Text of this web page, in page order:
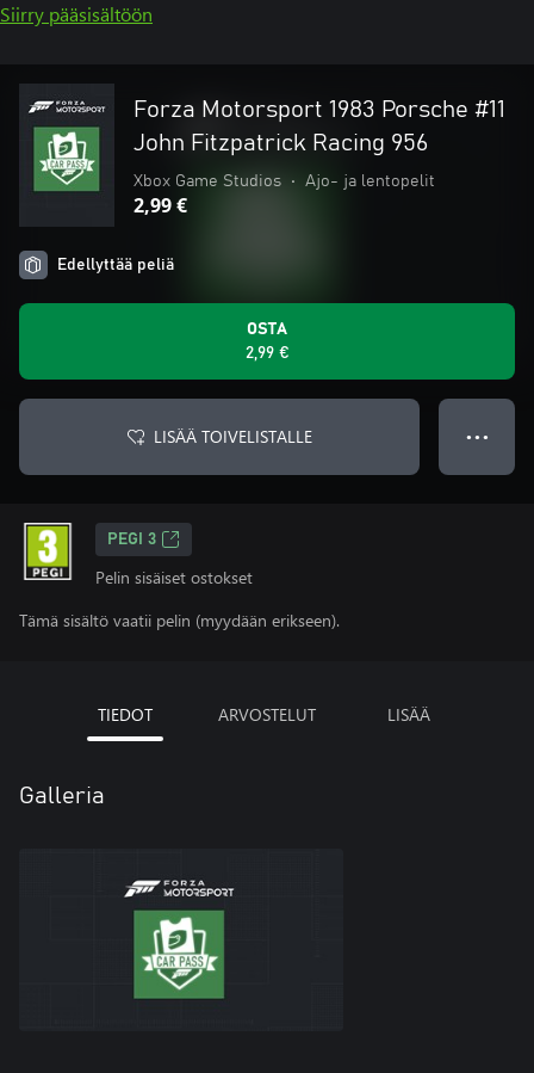
Siirry pääsisältöön
Forza Motorsport 1983 Porsche #11
John Fitzpatrick Racing 956
Xbox Game Studios • Ajo- ja lentopelit
2,99 €
Edellyttää peliä
OSTA
2,99 €
LISÄÄ TOIVELISTALLE ● ● ●
PEGI 3
Pelin sisäiset ostokset
Tämä sisältö vaatii pelin (myydään erikseen).
TIEDOT ARVOSTELUT LISÄÄ
Galleria